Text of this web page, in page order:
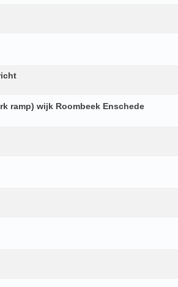
ramp) wijk Roombeek Enschede